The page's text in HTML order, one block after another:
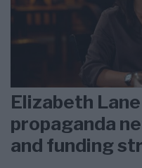
Elizabeth
propaganda
and funding